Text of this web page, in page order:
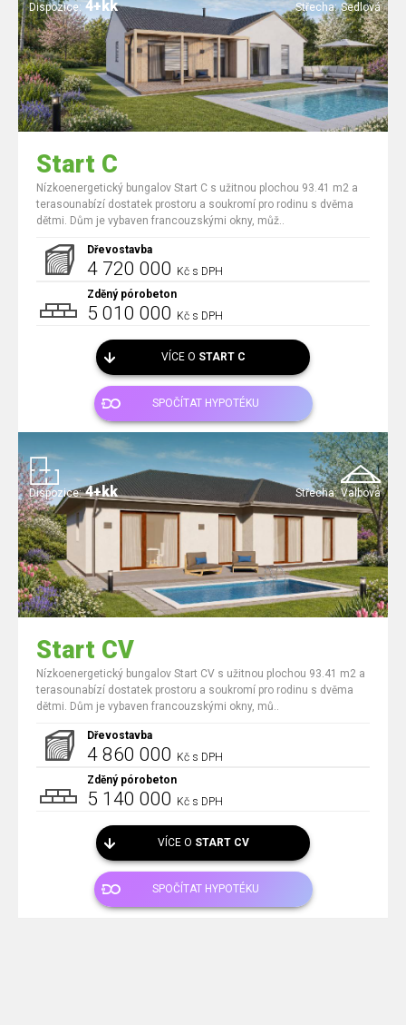
Střecha: Sedlová
Dispozice: 4+kk
Start C
Nízkoenergetický bungalov Start C s užitnou plochou 93.41 m2 a
terasounabízí dostatek prostoru a soukromí pro rodinu s dvěma
dětmi. Dům je vybaven francouzskými okny, můž..
Dřevostavba
4 720 000 Kč s DPH
Zděný pórobeton
5 010 000 Kč s DPH
VÍCE O START C
SPOČÍTAT HYPOTÉKU
Střecha: Valbová
Dispozice: 4+kk
Start CV
Nízkoenergetický bungalov Start CV s užitnou plochou 93.41 m2 a
terasounabízí dostatek prostoru a soukromí pro rodinu s dvěma
dětmi. Dům je vybaven francouzskými okny, mů..
Dřevostavba
4 860 000 Kč s DPH
Zděný pórobeton
5 140 000 Kč s DPH
VÍCE O START CV
SPOČÍTAT HYPOTÉKU